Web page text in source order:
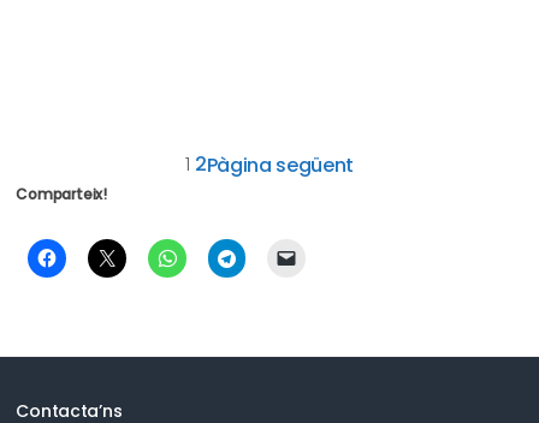
1 2Pàgina següent
Comparteix!
Contacta’ns